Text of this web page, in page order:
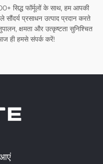
सिद्ध फॉर्मूलों के साथ, हम आपकी
प्रसाधन उत्पाद प्रदान करते
क्षमता और उत्कृष्टता सुनिश्चित
ही हमसे संपर्क करें!